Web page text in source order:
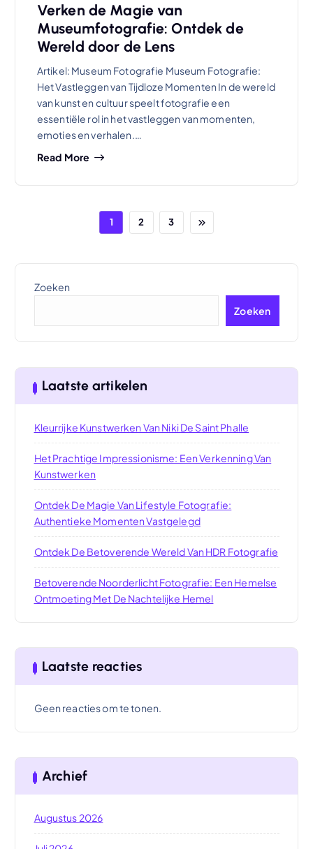
Verken de Magie van
Museumfotografie: Ontdek de
Wereld door de Lens
Artikel: Museum Fotografie Museum Fotografie:
Het Vastleggen van Tijdloze Momenten In de wereld
van kunst en cultuur speelt fotografie een
essentiële rol in het vastleggen van momenten,
emoties en verhalen.…
Read More
1 2 3
Zoeken
Zoeken
Laatste artikelen
Kleurrijke Kunstwerken Van Niki De Saint Phalle
Het Prachtige Impressionisme: Een Verkenning Van
Kunstwerken
Ontdek De Magie Van Lifestyle Fotografie:
Authentieke Momenten Vastgelegd
Ontdek De Betoverende Wereld Van HDR Fotografie
Betoverende Noorderlicht Fotografie: Een Hemelse
Ontmoeting Met De Nachtelijke Hemel
Laatste reacties
Geen reacties om te tonen.
Archief
Augustus 2026